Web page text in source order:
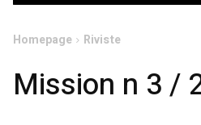
Homepage Riviste
Mission n 3 /